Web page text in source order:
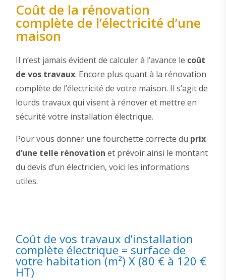
Coût de la rénovation
complète de l’électricité d’une
maison
Il n’est jamais évident de calculer à l’avance le coût
de vos travaux. Encore plus quant à la rénovation
complète de l’électricité de votre maison. Il s’agit de
lourds travaux qui visent à rénover et mettre en
sécurité votre installation électrique.
Pour vous donner une fourchette correcte du prix
d’une telle rénovation et prévoir ainsi le montant
du devis d’un électricien, voici les informations
utiles.
Coût de vos travaux d’installation
complète électrique = surface de
votre habitation (m²) X (80 € à 120 €
HT)